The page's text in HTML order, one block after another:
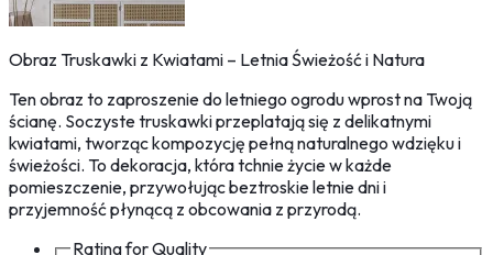
Obraz Truskawki z Kwiatami – Letnia Świeżość i Natura
Ten obraz to zaproszenie do letniego ogrodu wprost na Twoją
ścianę. Soczyste truskawki przeplatają się z delikatnymi
kwiatami, tworząc kompozycję pełną naturalnego wdzięku i
świeżości. To dekoracja, która tchnie życie w każde
pomieszczenie, przywołując beztroskie letnie dni i
przyjemność płynącą z obcowania z przyrodą.
Rating forQuality